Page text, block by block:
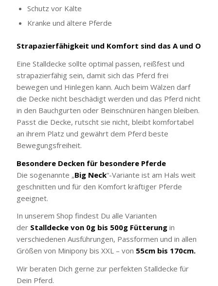
Schutz vor Kälte
Kranke und ältere Pferde
Strapazierfähigkeit und Komfort sind das A und O
Eine Stalldecke sollte optimal passen, reißfest und
strapazierfähig sein, damit sich das Pferd frei
bewegen und Hinlegen kann. Auch beim Wälzen darf
die Decke nicht beschädigt werden und das Pferd nicht
in den Bauchgurten oder Beinschnüren hängen bleiben.
Passt die Decke, rutscht sie nicht, bleibt komfortabel
an ihrem Platz und gewährt dem Pferd beste
Bewegungsfreiheit.
Besondere Decken für besondere Pferde
Die sogenannte „Big Neck“-Variante ist am Hals weit
geschnitten und für den Komfort kräftiger Pferde
geeignet.
In unserem Shop findest Du alle Varianten
der Stalldecke von 0g bis 500g Fütterung in
verschiedenen Ausführungen, Passformen und in allen
Größen von Minipony bis XXL – von 55cm bis 170cm.
Wir beraten Dich gerne zur perfekten Stalldecke für
Dein Pferd.